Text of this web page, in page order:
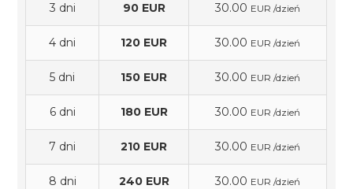
3 dni 90 EUR 30.00 EUR /dzień
4 dni 120 EUR 30.00 EUR /dzień
5 dni 150 EUR 30.00 EUR /dzień
6 dni 180 EUR 30.00 EUR /dzień
7 dni 210 EUR 30.00 EUR /dzień
8 dni 240 EUR 30.00 EUR /dzień